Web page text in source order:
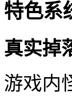
特色系
真实掉
游戏内